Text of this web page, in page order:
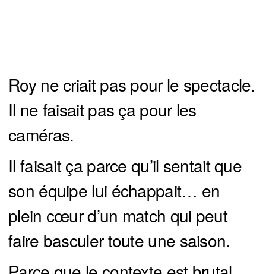
Roy ne criait pas pour le spectacle.
Il ne faisait pas ça pour les
caméras.
Il faisait ça parce qu’il sentait que
son équipe lui échappait… en
plein cœur d’un match qui peut
faire basculer toute une saison.